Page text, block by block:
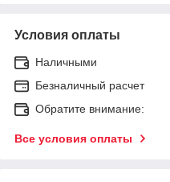
Условия оплаты
Наличными
Безналичный расчет
Обратите внимание:
Все условия оплаты